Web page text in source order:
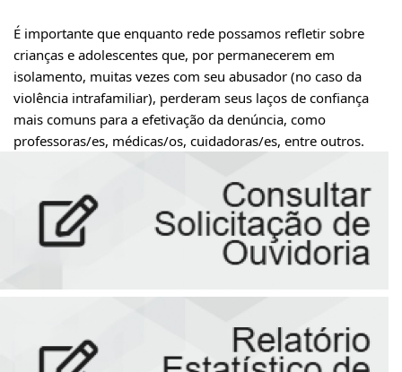
É importante que enquanto rede possamos refletir sobre
crianças e adolescentes que, por permanecerem em
isolamento, muitas vezes com seu abusador (no caso da
violência intrafamiliar), perderam seus laços de confiança
mais comuns para a efetivação da denúncia, como
professoras/es, médicas/os, cuidadoras/es, entre outros.